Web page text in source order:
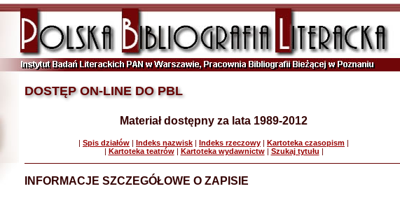
DOSTĘP ON-LINE DO PBL
Materiał dostępny za lata 1989-2012
| Spis działów | Indeks nazwisk | Indeks rzeczowy | Kartoteka czasopism |
| Kartoteka teatrów| Kartoteka wydawnictw| Szukaj tytułu |
INFORMACJE SZCZEGÓŁOWE O ZAPISIE